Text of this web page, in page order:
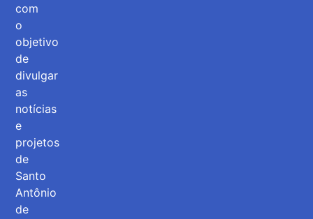
com
o
objetivo
de
divulgar
as
notícias
e
projetos
de
Santo
Antônio
de